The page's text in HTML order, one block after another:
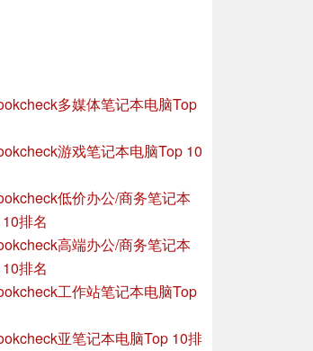
多媒体笔记本电脑Top
游戏笔记本电脑Top 10
低价办公/商务笔记本
排名
高端办公/商务笔记本
排名
工作站笔记本电脑Top
亚笔记本电脑Top 10排